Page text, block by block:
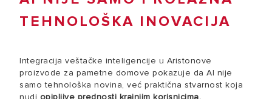
TEHNOLOŠKA INOVACIJA
Integracija veštačke inteligencije u Aristonove
proizvode za pametne domove pokazuje da AI nije
samo tehnološka novina, već praktična stvarnost koja
nudi opipljive prednosti krajnjim korisnicima.